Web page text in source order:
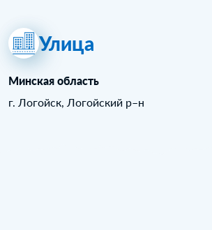
Улица
Минская область
г. Логойск, Логойский р–н